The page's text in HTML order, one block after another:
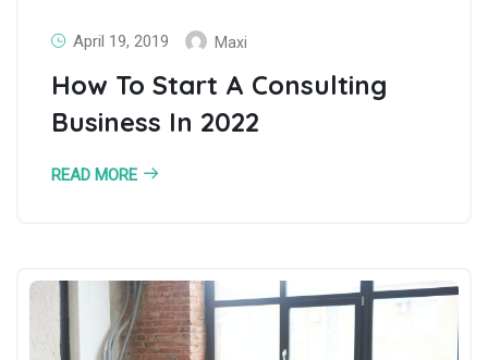
April 19, 2019 Maxi
How To Start A Consulting
Business In 2022
READ MORE